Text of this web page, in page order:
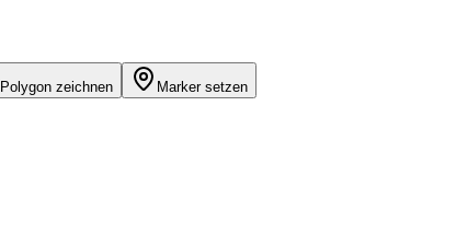
Polygon zeichnen Marker setzen